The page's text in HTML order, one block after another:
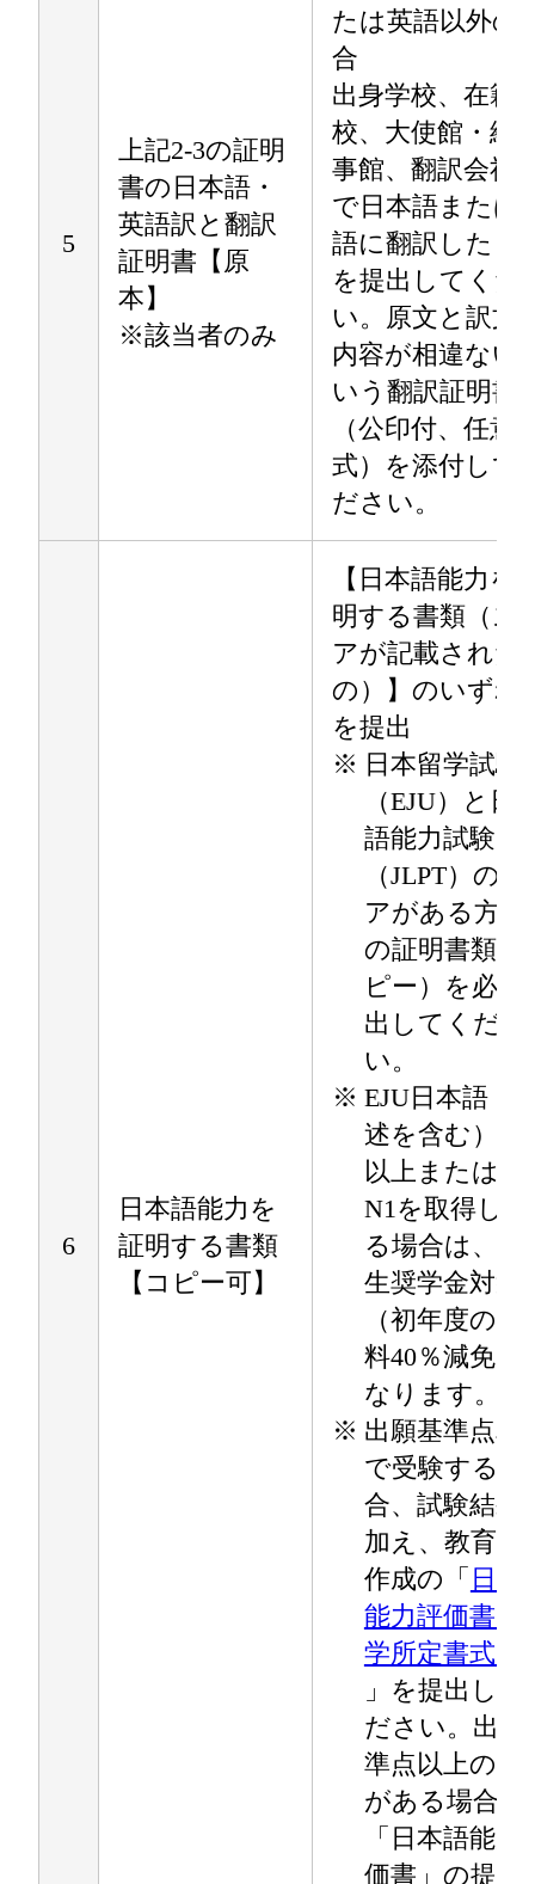
5
上記2-3の証明
書の日本語・
英語訳と翻訳
証明書【原
本】
※該当者のみ
たは英語以外の
合
出身学校、在籍
校、大使館・総
事館、翻訳会社
で日本語または
語に翻訳したも
を提出してくだ
い。原文と訳文
内容が相違ない
いう翻訳証明書
（公印付、任意
式）を添付して
ださい。
6
日本語能力を
証明する書類
【コピー可】
【日本語能力を
明する書類（ス
アが記載された
の）】のいずれ
を提出
※ 日本留学試験
（EJU）と日
語能力試験
（JLPT）の
アがある方は
の証明書類（
ピー）を必ず
出してくださ
い。
※ EJU日本語（
述を含む）
以上または
N1を取得し
る場合は、入
生奨学金対象
（初年度の授
料40％減免）
なります。
※ 出願基準点相
で受験する場
合、試験結果
加え、教育機
作成の「 日本
能力評価書【
学所定書式】
」を提出して
ださい。出願
準点以上の成
がある場合、
「日本語能力
価書」の提出